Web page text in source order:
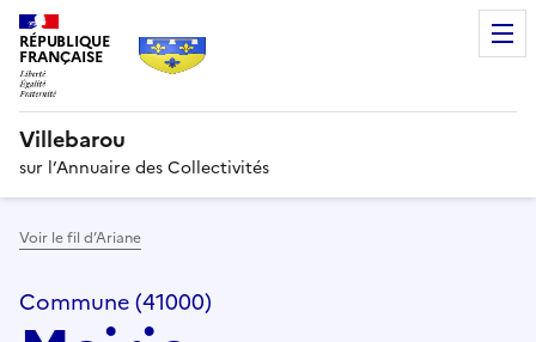
RÉPUBLIQUE
FRANÇAISE
Villebarou
sur l’Annuaire des Collectivités
Voir le fil d’Ariane
Commune (41000)